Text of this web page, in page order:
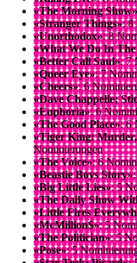
«The Morning Show»
«Stranger Things»: 8
«Unorthodox»: 8
«What We Do In The
«Better Call Saul»: 7
«Queer Eye»: 7
«Cheers»: 6
«Dave Chappelle;
«Euphoria»: 6
«The Good Place»: 6
«Tiger King:
Nominierungen
«The Voice»: 6
«Beastie Boys Story»
«Big Little Lies»: 5
«The Daily Show
«Little Fires
«McMillion$»: 5
«The Politician»: 5
«Pose»: 5